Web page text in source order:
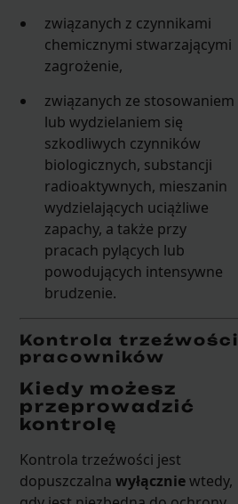
związanych z czynnikami
chemicznymi stwarzającymi
zagrożenie,
związanych ze stosowaniem
lub wydzielaniem się
szkodliwych czynników
biologicznych, substancji
radioaktywnych, mieszanin
wydzielających uciążliwe
zapachy, a także przy
pracach pylących lub
powodujących intensywne
brudzenie.
Kontrola trzeźwości
pracowników
Kiedy możesz
przeprowadzić
kontrolę
Kontrola trzeźwości jest
dopuszczalna wyłączniewtedy,